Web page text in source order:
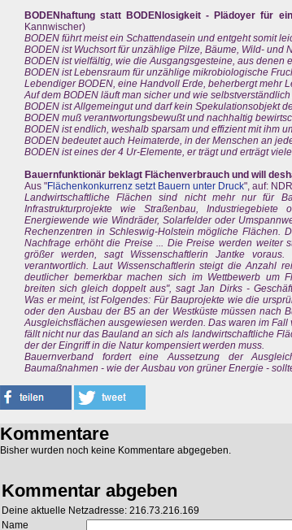
BODENhaftung statt BODENlosigkeit - Plädoyer für
Kannwischer)
BODEN führt meist ein Schattendasein und entgeht somit
BODEN ist Wuchsort für unzählige Pilze, Bäume, Wild- und
BODEN ist vielfältig, wie die Ausgangsgesteine, aus denen
BODEN ist Lebensraum für unzählige mikrobiologische
Lebendiger BODEN, eine Handvoll Erde, beherbergt mehr
Auf dem BODEN läuft man sicher und wie
BODEN ist Allgemeingut und darf kein Spekulationsobjekt
BODEN muß verantwortungsbewußt und nachhaltig
BODEN ist endlich, weshalb sparsam und effizient mit ihm
BODEN bedeutet auch Heimaterde, in der Menschen an
BODEN ist eines der 4 Ur-Elemente, er trägt und erträgt
Bauernfunktionär beklagt Flächenverbrauch und will
Aus "Flächenkonkurrenz setzt Bauern unter Druck", auf:
Landwirtschaftliche Flächen sind nicht mehr nur für
Infrastrukturprojekte wie Straßenbau,
Energiewende wie Windräder, Solarfelder oder
Rechenzentren in Schleswig-Holstein mögliche Flächen.
Nachfrage erhöht die Preise ... Die Preise werden weiter
größer werden, sagt Wissenschaftlerin Jantke
verantwortlich. Laut Wissenschaftlerin steigt die Anzahl
deutlicher bemerkbar machen sich im Wettbewerb um
breiten sich gleich doppelt aus", sagt Jan Dirks -
Was er meint, ist Folgendes: Für Bauprojekte wie die
oder den Ausbau der B5 an der Westküste müssen nach
Ausgleichsflächen ausgewiesen werden. Das waren im
fällt nicht nur das Bauland an sich als landwirtschaftliche
der der Eingriff in die Natur kompensiert werden muss.
Bauernverband fordert eine Aussetzung der
Baumaßnahmen - wie der Ausbau von grüner Energie -
Kommentare
Bisher wurden noch keine Kommentare abgegeben.
Kommentar abgeben
Deine aktuelle Netzadresse: 216.73.216.169
Name